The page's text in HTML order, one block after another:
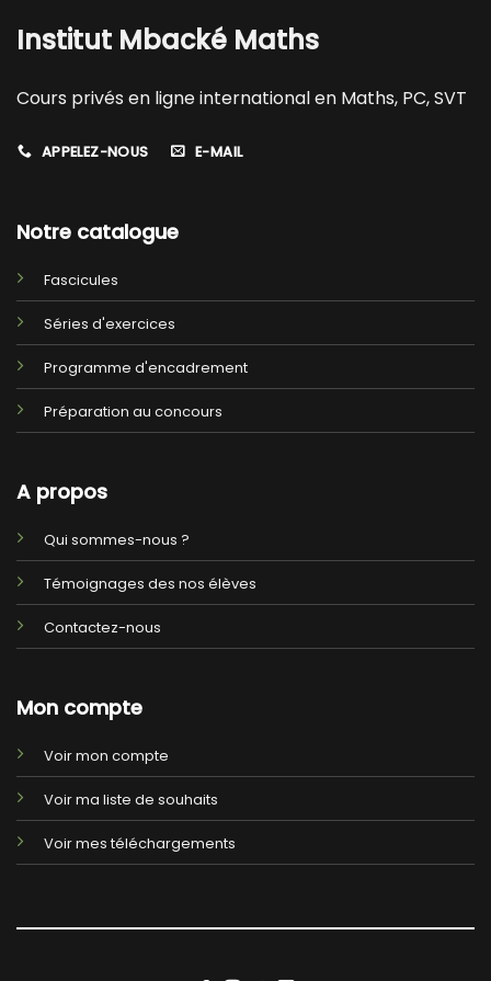
Institut Mbacké Maths
Cours privés en ligne international en Maths, PC, SVT
APPELEZ-NOUS E-MAIL
Notre catalogue
Fascicules
Séries d'exercices
Programme d'encadrement
Préparation au concours
A propos
Qui sommes-nous ?
Témoignages des nos élèves
Contactez-nous
Mon compte
Voir mon compte
Voir ma liste de souhaits
Voir mes téléchargements